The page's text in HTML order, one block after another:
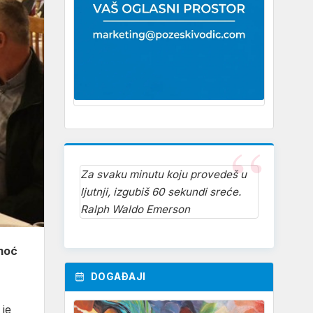
Za svaku minutu koju provedeš u
ljutnji, izgubiš 60 sekundi sreće.
Ralph Waldo Emerson
DOGAĐAJI